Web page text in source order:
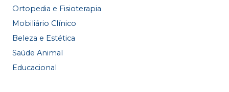
Ortopedia e Fisioterapia
Mobiliário Clínico
Beleza e Estética
Saúde Animal
Educacional